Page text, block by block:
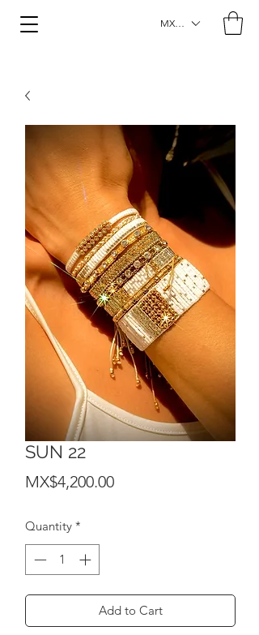
MXN ($)
SUN 22
MX$4,200.00Price
Quantity *
Add to Cart